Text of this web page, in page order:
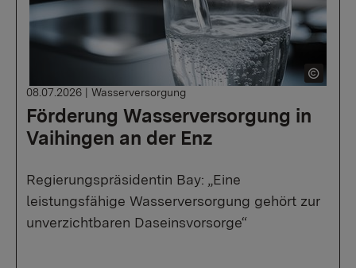
Förderung Wasserversorgung in
Vaihingen an der Enz
08.07.2026 | Wasserversorgung
Regierungspräsidentin Bay: „Eine
leistungsfähige Wasserversorgung gehört zur
unverzichtbaren Daseinsvorsorge“